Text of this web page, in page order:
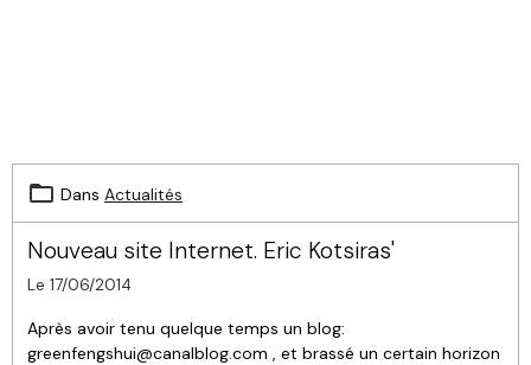
Dans Actualités
Nouveau site Internet. Eric Kotsiras'
Le 17/06/2014
Après avoir tenu quelque temps un blog:
greenfengshui@canalblog.com , et brassé un certain horizon